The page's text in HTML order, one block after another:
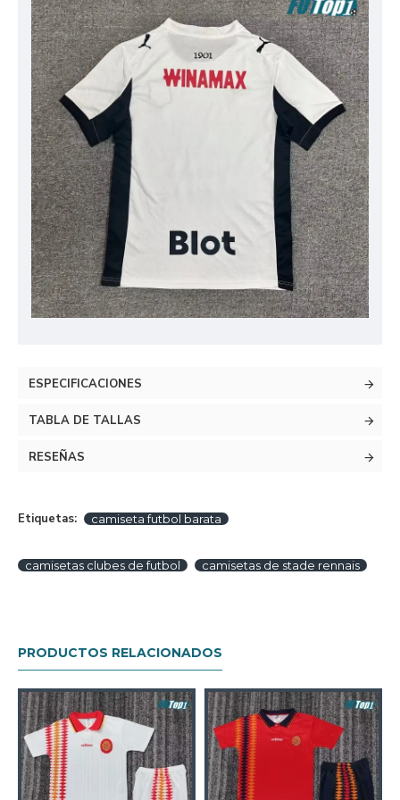
ESPECIFICACIONES
TABLA DE TALLAS
RESEÑAS
Etiquetas: camiseta futbol barata
camisetas clubes de futbol camisetas de stade rennais
PRODUCTOS RELACIONADOS